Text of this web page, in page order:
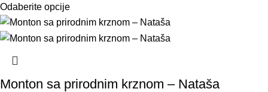
Odaberite opcije
Monton sa prirodnim krznom – Nataša